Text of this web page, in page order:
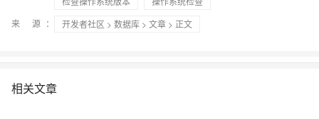
来 源：
开发者社区 > 数据库 > 文章 > 正文
相关文章